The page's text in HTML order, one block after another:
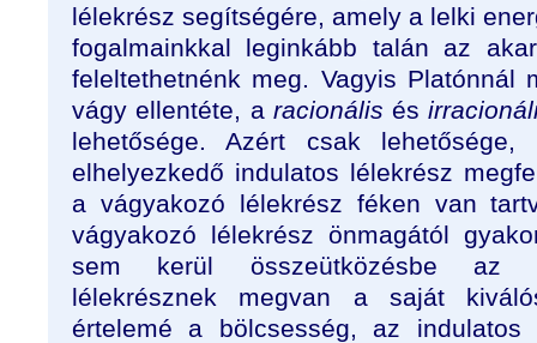
lélekrész segítségére, amely a lelki
fogalmainkkal leginkább talán az
feleltethetnénk meg. Vagyis Platónnál
vágy ellentéte, a racionális és
lehetősége. Azért csak
elhelyezkedő indulatos lélekrész
a vágyakozó lélekrész féken van
vágyakozó lélekrész önmagától
sem kerül összeütközésbe az
lélekrésznek megvan a saját
értelemé a bölcsesség, az